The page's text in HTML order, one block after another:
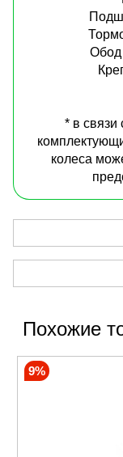
Обод
* в связи
колеса
Похожие
9%